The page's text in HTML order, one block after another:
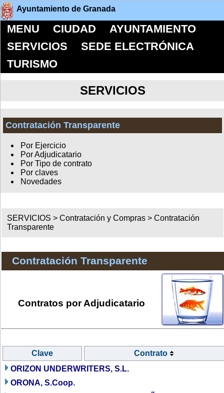
Ayuntamiento de Granada
MENU CIUDAD
AYUNTAMIENTO
SERVICIOS
SEDE ELECTRÓNICA
TURISMO
SERVICIOS
Contratación Transparente
Por Ejercicio
Por Adjudicatario
Por Tipo de contrato
Por claves
Novedades
SERVICIOS >Contratación y Compras >Contratación
Transparente
Contratación Transparente
Contratos por Adjudicatario
Clave
Contrato
ORIZON UNDERWRITERS, S.L.
ORONA, S.Coop.